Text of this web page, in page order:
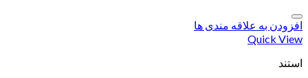
افزودن به علاقه مندی ها
Quick View
استند